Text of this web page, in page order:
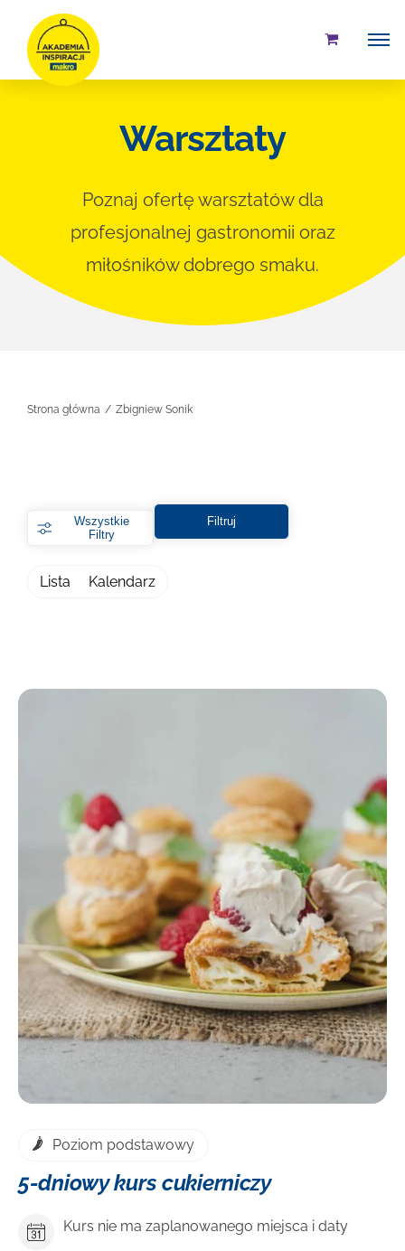
Przejdź
zawartości
Warsztaty
Poznaj ofertę warsztatów dla
profesjonalnej gastronomii oraz
miłośników dobrego smaku.
Strona główna Zbigniew Sonik
Cena
Lista Kalendarz
Wszystkie
Filtry
Filtruj
DOWIEDZ SIĘ WIĘCEJ
Poziom podstawowy
5-dniowy kurs cukierniczy
Kurs nie ma zaplanowanego miejsca i daty